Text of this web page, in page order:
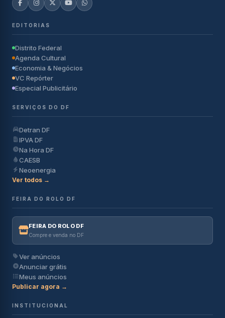
EDITORIAS
Distrito Federal
Agenda Cultural
Economia & Negócios
VC Repórter
Especial Publicitário
SERVIÇOS DO DF
Detran DF
IPVA DF
Na Hora DF
CAESB
Neoenergia
Ver todos →
FEIRA DO ROLO DF
FEIRA DO ROLO DF
Compre e venda no DF
Ver anúncios
Anunciar grátis
Meus anúncios
Publicar agora →
INSTITUCIONAL